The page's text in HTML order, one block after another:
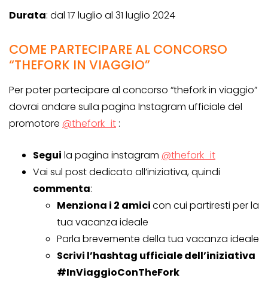
Durata: dal 17 luglio al 31 luglio 2024
COME PARTECIPARE AL CONCORSO
“THEFORK IN VIAGGIO”
Per poter partecipare al concorso “thefork in viaggio”
dovrai andare sulla pagina Instagram ufficiale del
promotore @thefork_it :
Segui la pagina instagram @thefork_it
Vai sul post dedicato all’iniziativa, quindi
commenta:
Menziona i 2 amicicon cui partiresti per la
tua vacanza ideale
Parla brevemente della tua vacanza ideale
Scrivi l’hashtag ufficiale dell’iniziativa
#InViaggioConTheFork